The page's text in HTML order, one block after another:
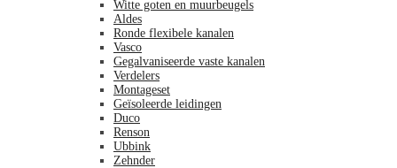
Witte goten en muurbeugels
Aldes
Ronde flexibele kanalen
Vasco
Gegalvaniseerde vaste kanalen
Verdelers
Montageset
Geïsoleerde leidingen
Duco
Renson
Ubbink
Zehnder